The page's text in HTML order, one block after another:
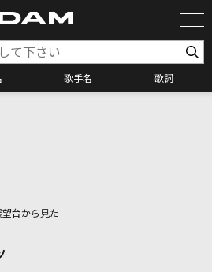
歌手名 歌詞
台から見た